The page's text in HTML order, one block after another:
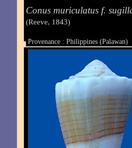
Conus muriculatus f.
(Reeve, 1843)
Provenance : Philippines (Palawan)
Taille : 39.9 mm